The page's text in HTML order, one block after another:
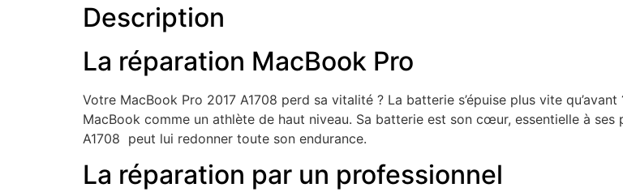
Description
La réparation MacBook Pro
Votre MacBook Pro 2017 A1708 perd sa vitalité ? La batterie s’épuise plus vite
MacBook comme un athlète de haut niveau. Sa batterie est son cœur, essentielle à
A1708 peut lui redonner toute son endurance.
La réparation par un professionnel